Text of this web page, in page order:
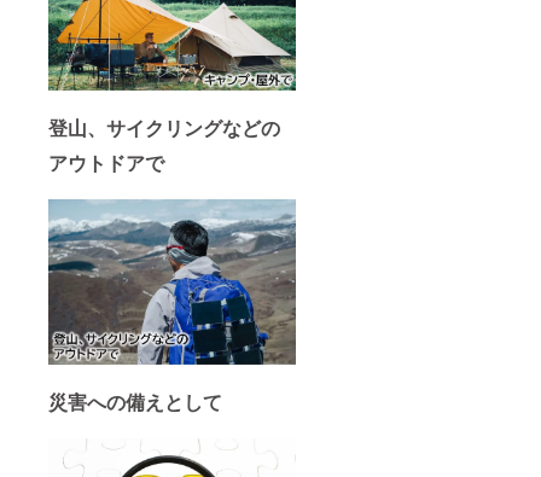
登山、サイクリングなどの
アウトドアで
災害への備えとして